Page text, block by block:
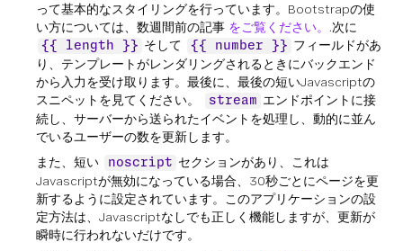
って基本的なスタイリングを行っています。Bootstrapの使
い方については、数週間前の記事 をご覧ください。 .次に
{{ length }} そして {{ number }} フィールドがあ
り、テンプレートがレンダリングされるときにバックエンド
から入力を受け取ります。最後に、最後の短いJavascriptの
スニペットを見てください。
stream エンドポイントに接
続し、サーバーから送られたイベントを処理し、動的に並ん
でいるユーザーの数を更新します。
また、短い
noscript セクションがあり、これは
Javascriptが無効になっている場合、30秒ごとにページを更
新するように設定されています。このアプリケーションの設
定方法は、Javascriptなしでも正しく機能しますが、更新が
瞬時に行われないだけです。